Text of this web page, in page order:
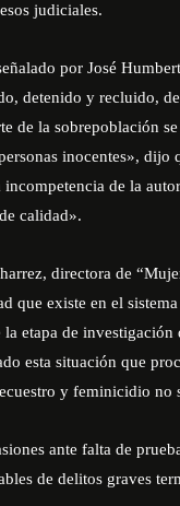
judiciales.
por José
detenido y recluido,
de la sobrepoblación
inocentes», dijo
incompetencia de la
calidad».
directora de
que existe en el
etapa de investigación
esta situación que
y feminicidio no
ante falta de
de delitos graves